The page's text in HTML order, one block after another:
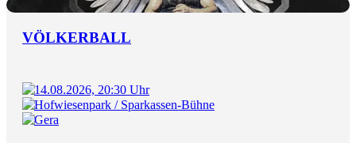
VÖLKERBALL
14.08.2026, 20:30 Uhr
Hofwiesenpark / Sparkassen-Bühne
Gera